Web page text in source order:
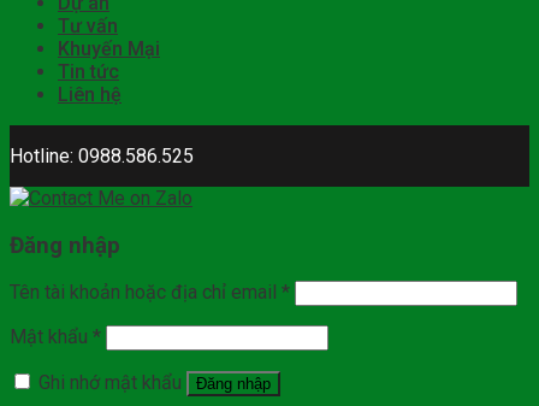
Tư vấn
Khuyến Mại
Tin tức
Liên hệ
Hotline: 0988.586.525
Đăng nhập
Tên tài khoản hoặc địa chỉ email *
Mật khẩu *
Ghi nhớ mật khẩu
Đăng nhập